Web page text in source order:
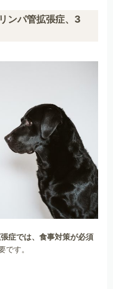
ンパ管拡張症、3
症では、食事対策が必須
す。